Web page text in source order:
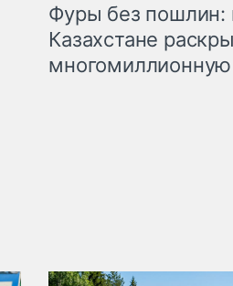
Фуры без пошлин:
Казахстане